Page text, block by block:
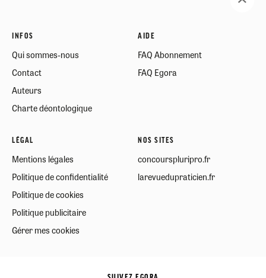
INFOS
Qui sommes-nous
Contact
Auteurs
Charte déontologique
AIDE
FAQ Abonnement
FAQ Egora
LÉGAL
Mentions légales
Politique de confidentialité
Politique de cookies
Politique publicitaire
Gérer mes cookies
NOS SITES
concourspluripro.fr
larevuedupraticien.fr